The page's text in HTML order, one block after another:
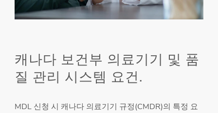
캐나다 보건부 의료기기 및 품
질 관리 시스템 요건.
MDL 신청 시 캐나다 의료기기 규정(CMDR)의 특정 요